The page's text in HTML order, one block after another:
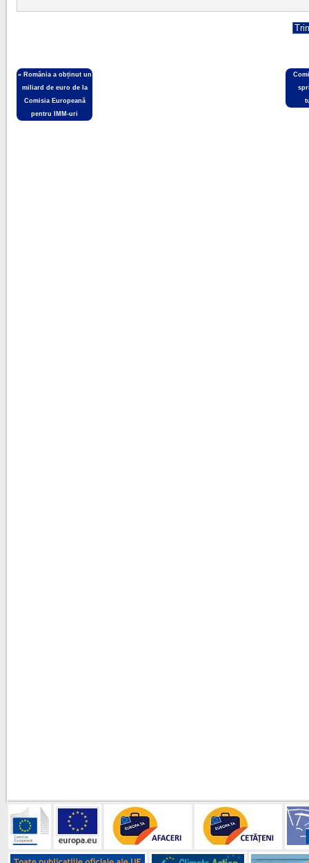
« România a obținut un
miliard de euro de la
Comisia Europeană
pentru IMM-uri